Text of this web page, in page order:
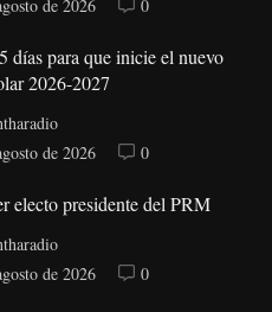
de 2026
0
días para que inicie el nuevo
2026-2027
de 2026
0
electo presidente del PRM
de 2026
0